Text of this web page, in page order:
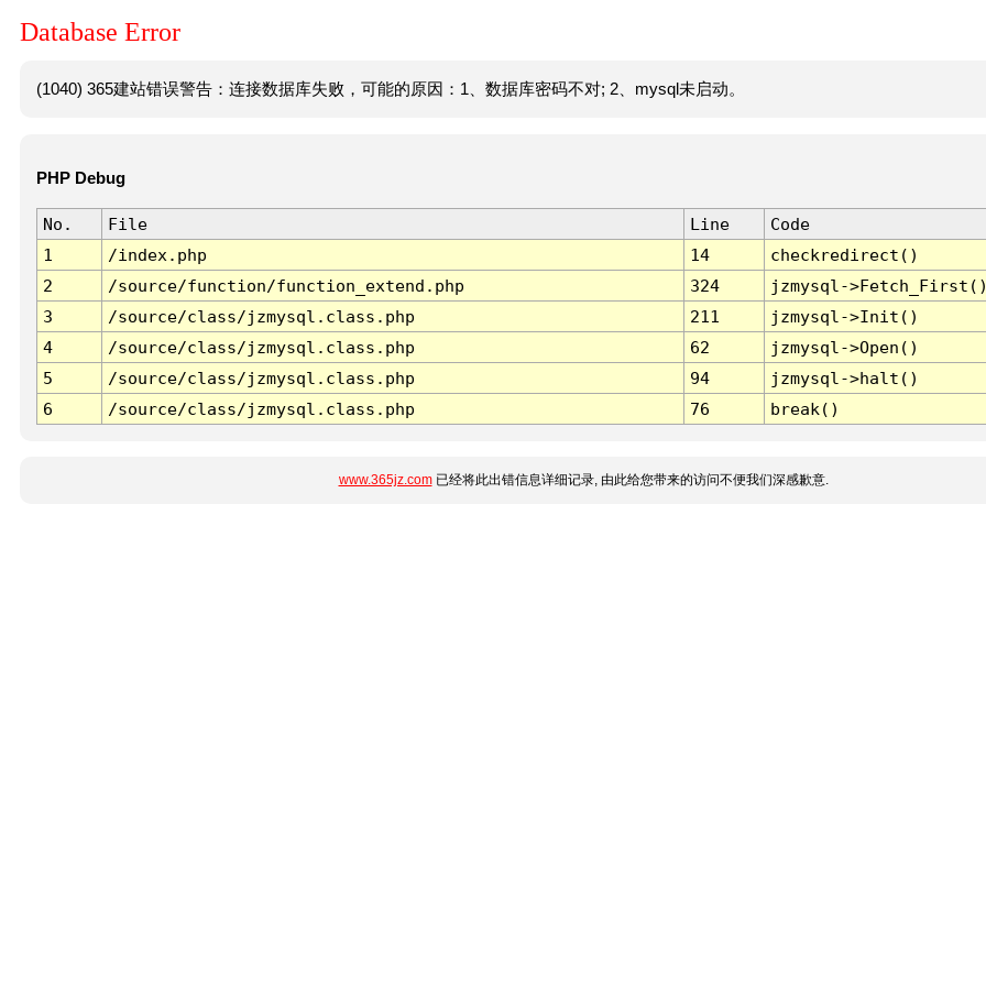
Database Error
(1040) 365建站错误警告：连接数据库失败，可能的原因：1、数据库密码不对; 2、mysql未启动。
PHP Debug
No. File Line
Code
1
/index.php 14
checkredirect()
2
/source/function/function_extend.php 324
jzmysql-
3
/source/class/jzmysql.class.php 211
jzmysql->Init()
4
/source/class/jzmysql.class.php 62
jzmysql->Open()
5
/source/class/jzmysql.class.php 94
jzmysql->halt()
6
/source/class/jzmysql.class.php 76 break()
www.365jz.com已经将此出错信息详细记录, 由此给您带来的访问不便我们深感歉意.